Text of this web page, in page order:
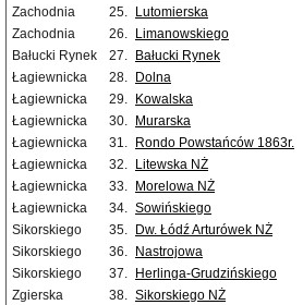
Zachodnia
25. Lutomierska
Zachodnia
26. Limanowskiego
Bałucki Rynek
27. Bałucki Rynek
Łagiewnicka
28. Dolna
Łagiewnicka
29. Kowalska
Łagiewnicka
30. Murarska
Łagiewnicka
31. Rondo Powstańców 1863r.
Łagiewnicka
32. Litewska NŻ
Łagiewnicka
33. Morelowa NŻ
Łagiewnicka
34. Sowińskiego
Sikorskiego
35. Dw. Łódź Arturówek NŻ
Sikorskiego
36. Nastrojowa
Sikorskiego
37. Herlinga-Grudzińskiego
Zgierska
38. Sikorskiego NŻ